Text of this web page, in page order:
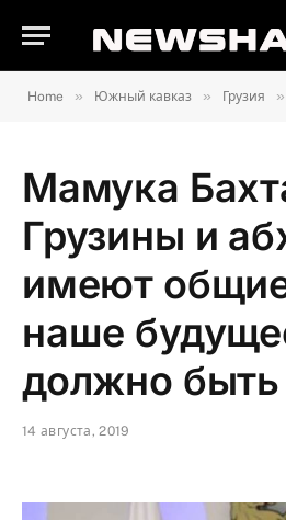
Home » Южный кавказ » Грузия »
Мамука
Грузины и
имеют
наше
должно
14 августа, 2019